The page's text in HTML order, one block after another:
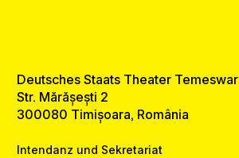
Deutsches Staats Theater Temeswar
Str. Mărășești 2
300080 Timișoara, România
Intendanz und Sekretariat